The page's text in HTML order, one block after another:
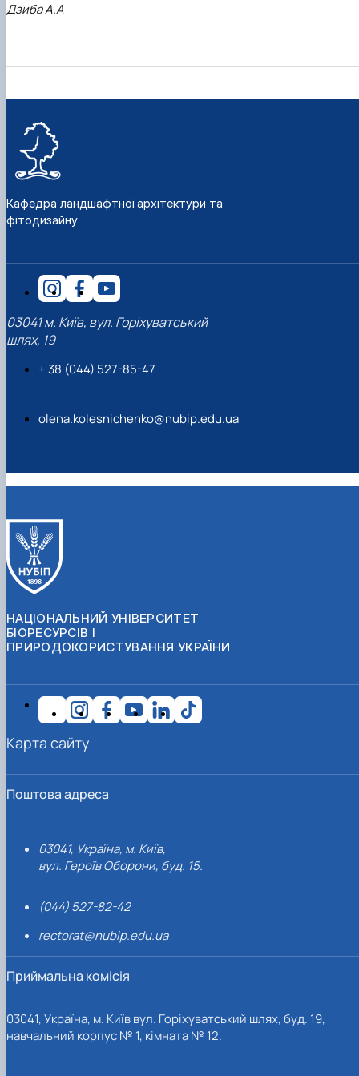
Дзиба А.А
Кафедра ландшафтної архітектури та
фітодизайну
03041 м. Київ, вул. Горіхуватський
шлях, 19
+ 38 (044) 527-85-47
olena.kolesnichenko@nubip.edu.ua
НАЦІОНАЛЬНИЙ УНІВЕРСИТЕТ
БІОРЕСУРСІВ І
ПРИРОДОКОРИСТУВАННЯ УКРАЇНИ
Поштова адреса
03041, Україна, м. Київ,
вул. Героїв Оборони, буд. 15.
(044) 527-82-42
rectorat@nubip.edu.ua
Приймальна комісія
03041, Україна, м. Київ вул. Горіхуватський шлях, буд. 19,
навчальний корпус № 1, кімната № 12.
Карта сайту